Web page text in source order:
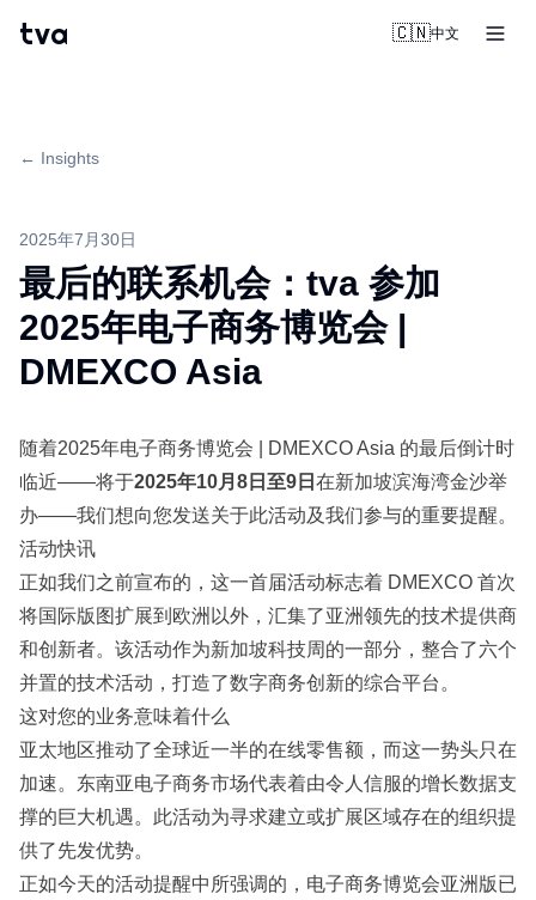
tva 🇨🇳中文
← Insights
2025年7月30日
最后的联系机会：tva 参加
2025年电子商务博览会 |
DMEXCO Asia
随着2025年电子商务博览会 | DMEXCO Asia 的最后倒计时
临近——将于2025年10月8日至9日 在新加坡滨海湾金沙举
办——我们想向您发送关于此活动及我们参与的重要提醒。
活动快讯
正如我们之前宣布的 ，这一首届活动标志着 DMEXCO 首次
将国际版图扩展到欧洲以外，汇集了亚洲领先的技术提供商
和创新者。该活动作为新加坡科技周的一部分，整合了六个
并置的技术活动，打造了数字商务创新的综合平台。
这对您的业务意味着什么
亚太地区推动了全球近一半的在线零售额，而这一势头只在
加速。东南亚电子商务市场代表着由令人信服的增长数据支
撑的巨大机遇。此活动为寻求建立或扩展区域存在的组织提
供了先发优势。
正如今天的活动提醒中所强调的，电子商务博览会亚洲版已